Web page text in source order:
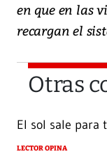
en que en las
recargan el
Otras
El sol sale para
LECTOR OPINA